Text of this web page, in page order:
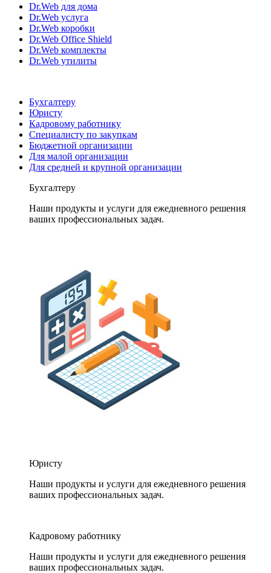
Dr.Web для дома
Dr.Web услуга
Dr.Web коробки
Dr.Web Office Shield
Dr.Web комплекты
Dr.Web утилиты
Бухгалтеру
Юристу
Кадровому работнику
Специалисту по закупкам
Бюджетной организации
Для малой организации
Для средней и крупной организации
Бухгалтеру
Наши продукты и услуги для ежедневного решения
ваших профессиональных задач.
Юристу
Наши продукты и услуги для ежедневного решения
ваших профессиональных задач.
Кадровому работнику
Наши продукты и услуги для ежедневного решения
ваших профессиональных задач.